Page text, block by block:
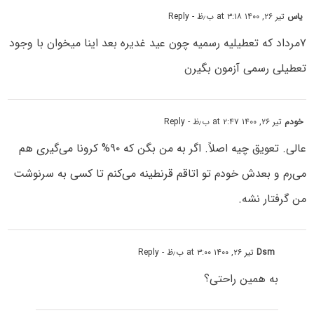
یاس تیر ۲۶, ۱۴۰۰ at ۳:۱۸ ب٫ظ - Reply
۷مرداد که تعطیلیه رسمیه چون عید غدیره بعد اینا میخوان با وجود
تعطیلی رسمی آزمون بگیرن
خودم تیر ۲۶, ۱۴۰۰ at ۲:۴۷ ب٫ظ - Reply
عالی. تعویق چیه اصلاً. اگر به من بگن که ۹۰% کرونا می‌گیری هم
می‌رم و بعدش خودم تو اتاقم قرنطینه می‌کنم تا کسی به سرنوشت
من گرفتار نشه.
Dsmتیر ۲۶, ۱۴۰۰ at ۳:۰۰ ب٫ظ - Reply
به همین راحتی؟